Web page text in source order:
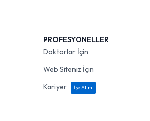
PROFESYONELLER
Doktorlar İçin
Web Siteniz İçin
Kariyer
İşe Alım